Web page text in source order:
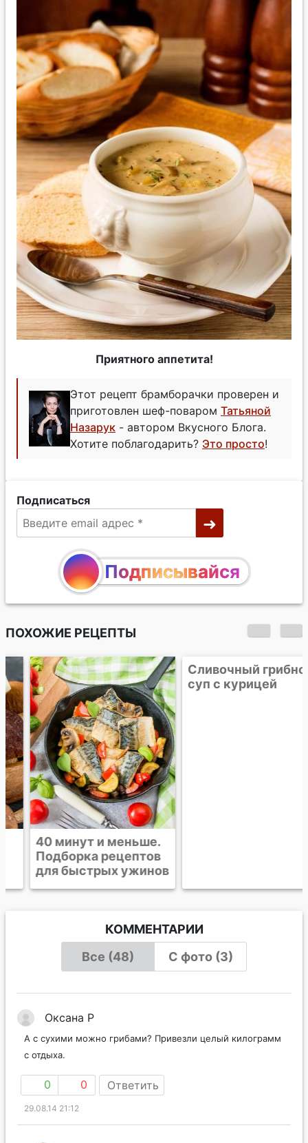
Приятного аппетита!
Этот рецепт брамборачки проверен и
приготовлен шеф-поваром Татьяной
Назарук - автором Вкусного Блога.
Хотите поблагодарить? Это просто!
Подписаться
Подписывайся
ПОХОЖИЕ РЕЦЕПТЫ
40 минут и меньше.
Подборка рецептов
для быстрых ужинов
КОММЕНТАРИИ
Все (48)
С фото (3)
Оксана Р
А с сухими можно грибами? Привезли целый килограмм
с отдыха.
0 0 Ответить
29.08.14 21:12